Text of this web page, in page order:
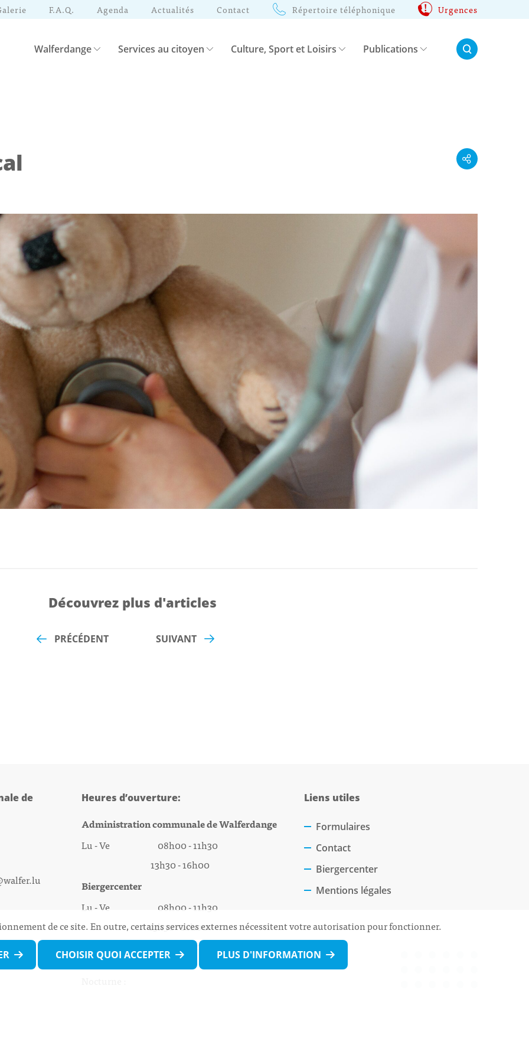
F.A.Q. Agenda Actualités Contact Répertoire téléphonique Urgences
Walferdange Services au citoyen Culture, Sport et Loisirs Publications Rechercher:
Découvrez plus d'articles
PRÉCÉDENT SUIVANT
de Heures d’ouverture:
Administration communale de Walferdange
Lu - Ve 08h00 - 11h30
13h30 - 16h00
Biergercenter
Lu - Ve 08h00 - 11h30
13h30 - 16h00
Le mardi après-midi et le vendredi après-
midi uniquement sur Rdv.
Liens utiles
Formulaires
Contact
Biergercenter
Mentions légales
de ce site. En outre, certains services externes nécessitent votre autorisation pour fonctionner.
CHOISIR QUOI ACCEPTER PLUS D'INFORMATION